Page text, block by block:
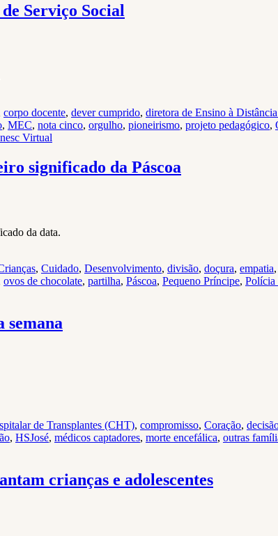
Serviço Social
corpo docente, dever cumprido, diretora de Ensino à
, MEC, nota cinco, orgulho, pioneirismo, projeto pedagógico,
Virtual
significado da Páscoa
da data.
, Cuidado, Desenvolvimento, divisão, doçura, empatia,
ovos de chocolate, partilha, Páscoa, Pequeno Príncipe,
semana
de Transplantes (CHT), compromisso, Coração,
, HSJosé, médicos captadores, morte encefálica, outras
crianças e adolescentes